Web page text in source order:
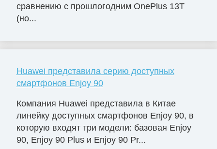
сравнению с прошлогодним OnePlus 13T
(но...
Huawei представила серию доступных
смартфонов Enjoy 90
Компания Huawei представила в Китае
линейку доступных смартфонов Enjoy 90, в
которую входят три модели: базовая Enjoy
90, Enjoy 90 Plus и Enjoy 90 Pr...